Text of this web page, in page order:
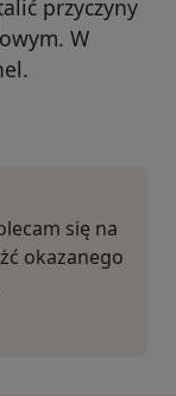
przyczyny
W
usunięte
się na
okazanego